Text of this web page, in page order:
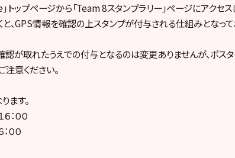
プページから「Team 8スタンプラリー」ページにアクセス
と、GPS情報を確認の上スタンプが付与される仕組みとなって
が取れたうえでの付与となるのは変更ありませんが、ポス
注意ください。
ます。
：００
００